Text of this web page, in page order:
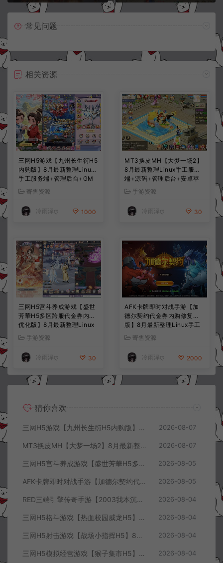
常见问题
相关资源
三网H5游戏【九州长生衍H5
内购版】8月最新整理Linux
手工服务端+管理后台+GM
授权后台+简易安卓客户端
+详细搭建教程+视频教程
寄售资源
冷雨泽ღ 1000
MT3换皮MH【大梦一场2】
8月最新整理Linux手工服务
端+源码+管理后台+安卓苹
果双端+详细搭建教程+视频
教程
手游资源
冷雨泽ღ 30
三网H5宫斗养成游戏【盛世
芳華H5多区跨服代金券内购
优化版】8月最新整理Linux
手工服务端+CDK授权后台
+全资源安卓+详细搭建教程
+视频教程
手游资源
冷雨泽ღ 30
AFK卡牌即时对战手游【加
德尔契约代金券内购修复
版】8月最新整理Linux手工
服务端+前后端全套源码+CD
K授权后台+安卓苹果双端
+详细搭建教程+视频教程
寄售资源
冷雨泽ღ 2000
猜你喜欢
三网H5游戏【九州长生衍H5内购版】8月最新整理Linux手工服务端+管理后台+GM授权后台+简易安卓客户端+详细搭建教程+视频教程 2026-08-07
MT3换皮MH【大梦一场2】8月最新整理Linux手工服务端+源码+管理后台+安卓苹果双端+详细搭建教程+视频教程 2026-08-07
三网H5宫斗养成游戏【盛世芳華H5多区跨服代金券内购优化版】8月最新整理Linux手工服务端+CDK授权后台+全资源安卓+详细搭建教程+视频教程 2026-08-05
AFK卡牌即时对战手游【加德尔契约代金券内购修复版】8月最新整理Linux手工服务端+前后端全套源码+CDK授权后台+安卓苹果双端+详细搭建教程+视频教程 2026-08-05
RED三端引擎传奇手游【2003我本沉默三职业】8月最新整理Win一键服务端+PC安卓+详细搭建教程 2026-08-04
三网H5格斗游戏【热血校园威龙H5】8月最新整理Linux手工服务端+Win一键服务端+解压即玩+简易安卓客户端+详细搭建教程 2026-08-04
三网H5射击游戏【战场小指挥H5】8月最新整理Linux手工服务端+Win一键服务端+解压即玩+简易安卓客户端+详细搭建教程 2026-08-04
三网H5模拟经营游戏【猴子集市H5】8月最新整理Linux手工服务端+Win一键服务端+解压即玩+简易安卓客户端+详细搭建教程 2026-08-04